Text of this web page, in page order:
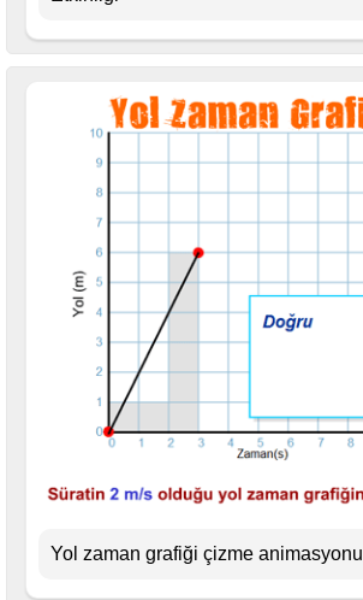
Yol zaman grafiği çizme animasyonu